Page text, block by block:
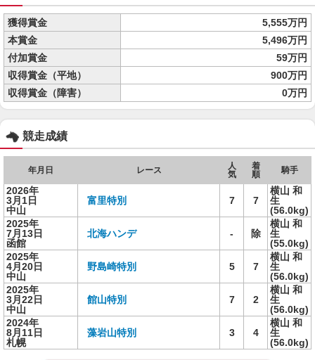
獲得賞金
5,555万円
本賞金
5,496万円
付加賞金
59万円
収得賞金（平地）
900万円
収得賞金（障害）
0万円
競走成績
年月日 レース
人
気
着
順
騎手
2026年
3月1日
中山
富里特別 7 7
横山 和
生
(56.0kg)
2025年
7月13日
函館
北海ハンデ - 除
横山 和
生
(55.0kg)
2025年
4月20日
中山
野島崎特別 5 7
横山 和
生
(56.0kg)
2025年
3月22日
中山
館山特別 7 2
横山 和
生
(56.0kg)
2024年
8月11日
札幌
藻岩山特別 3 4
横山 和
生
(56.0kg)